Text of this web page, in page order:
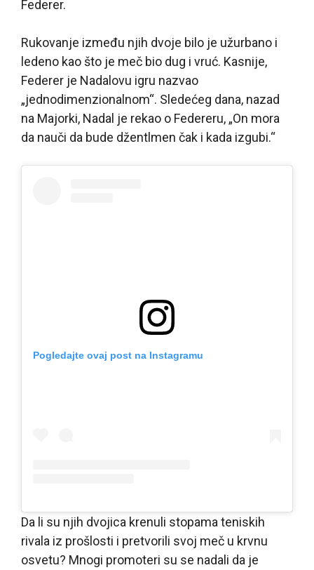
Federer.
Rukovanje između njih dvoje bilo je užurbano i
ledeno kao što je meč bio dug i vruć. Kasnije,
Federer je Nadalovu igru nazvao
„jednodimenzionalnom“. Sledećeg dana, nazad
na Majorki, Nadal je rekao o Federeru, „On mora
da nauči da bude džentlmen čak i kada izgubi.“
Pogledajte ovaj post na Instagramu
Da li su njih dvojica krenuli stopama teniskih
rivala iz prošlosti i pretvorili svoj meč u krvnu
osvetu? Mnogi promoteri su se nadali da je